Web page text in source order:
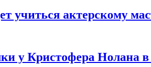
учиться актерскому
у Кристофера Нолана в